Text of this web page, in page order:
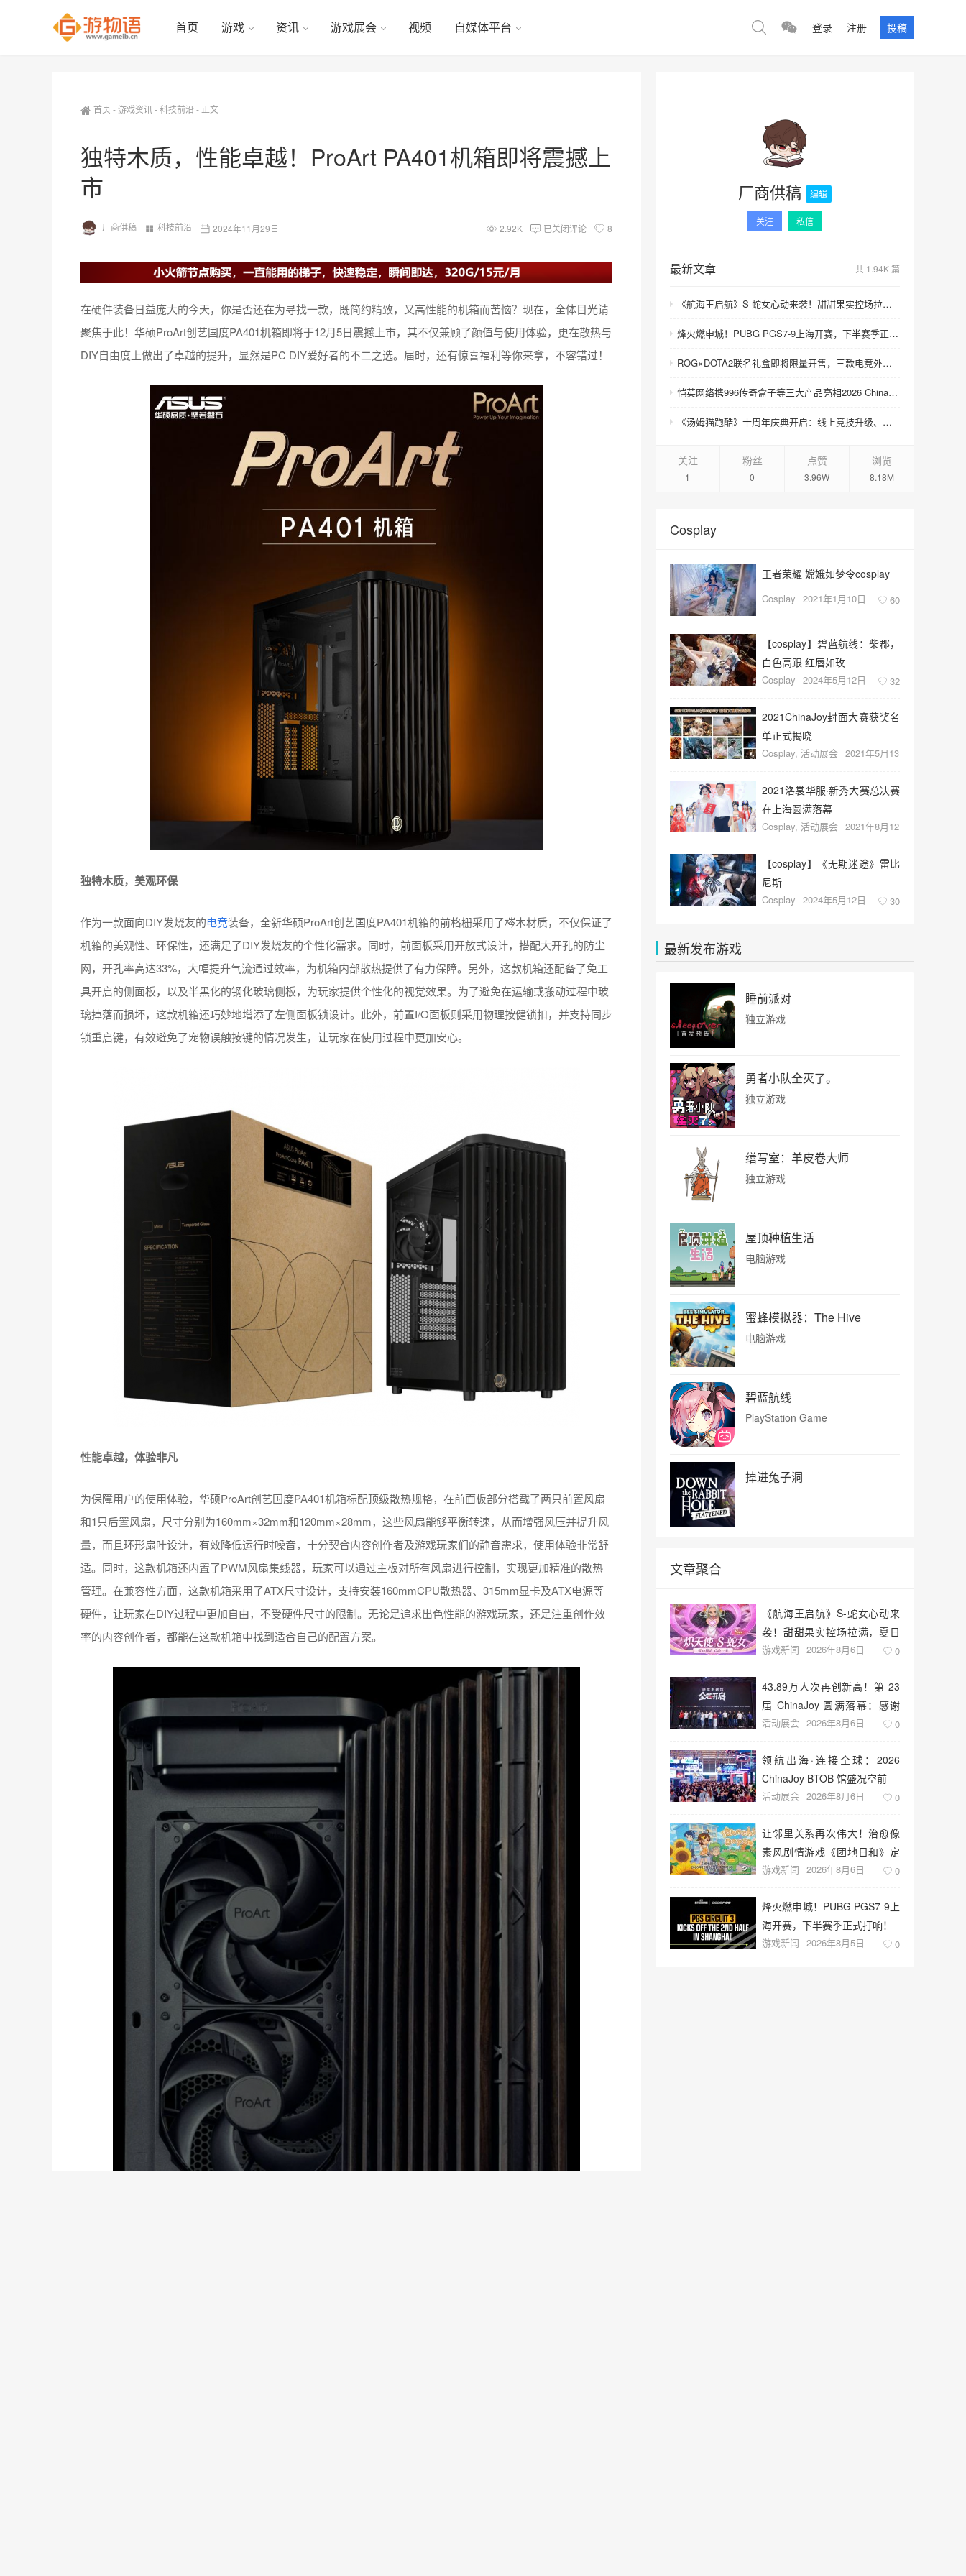
首页 游戏 资讯 游戏展会 视频 自媒体平台 登录 注册 投稿
首页 -游戏资讯-科技前沿- 正文
独特木质，性能卓越！ProArt PA401机箱即将震撼上
市
厂商供稿 科技前沿 2024年11月29日 2.92K 已关闭评论 8
在硬件装备日益庞大的今天，你是否还在为寻找一款，既简约精致，又高性能的机箱而苦恼？现在，全体目光请
聚焦于此！华硕ProArt创艺国度PA401机箱即将于12月5日震撼上市，其不仅兼顾了颜值与使用体验，更在散热与
DIY自由度上做出了卓越的提升，显然是PC DIY爱好者的不二之选。届时，还有惊喜福利等你来拿，不容错过！
独特木质，美观环保
作为一款面向DIY发烧友的电竞装备，全新华硕ProArt创艺国度PA401机箱的前格栅采用了梣木材质，不仅保证了
机箱的美观性、环保性，还满足了DIY发烧友的个性化需求。同时，前面板采用开放式设计，搭配大开孔的防尘
网，开孔率高达33%，大幅提升气流通过效率，为机箱内部散热提供了有力保障。另外，这款机箱还配备了免工
具开启的侧面板，以及半黑化的钢化玻璃侧板，为玩家提供个性化的视觉效果。为了避免在运输或搬动过程中玻
璃掉落而损坏，这款机箱还巧妙地增添了左侧面板锁设计。此外，前置I/O面板则采用物理按健锁扣，并支持同步
锁重启键，有效避免了宠物误触按键的情况发生，让玩家在使用过程中更加安心。
性能卓越，体验非凡
为保障用户的使用体验，华硕ProArt创艺国度PA401机箱标配顶级散热规格，在前面板部分搭载了两只前置风扇
和1只后置风扇，尺寸分别为160mm×32mm和120mm×28mm，这些风扇能够平衡转速，从而增强风压并提升风
量，而且环形扇叶设计，有效降低运行时噪音，十分契合内容创作者及游戏玩家们的静音需求，使用体验非常舒
适。同时，这款机箱还内置了PWM风扇集线器，玩家可以通过主板对所有风扇进行控制，实现更加精准的散热
管理。在兼容性方面，这款机箱采用了ATX尺寸设计，支持安装160mmCPU散热器、315mm显卡及ATX电源等
硬件，让玩家在DIY过程中更加自由，不受硬件尺寸的限制。无论是追求出色性能的游戏玩家，还是注重创作效
率的内容创作者，都能在这款机箱中找到适合自己的配置方案。
厂商供稿 编辑
关注 私信
最新文章 共 1.94K 篇
《航海王启航》S-蛇女心动来袭！甜甜果实控场拉满，夏日盛宴开启
烽火燃申城！PUBG PGS7-9上海开赛，下半赛季正式打响！
ROG×DOTA2联名礼盒即将限量开售，三款电竞外设致敬玩家青春记忆
恺英网络携996传奇盒子等三大产品亮相2026 ChinaJoy 沙巴克城、归心城池实景落地展馆
《汤姆猫跑酷》十周年庆典开启：线上竞技升级、上海主题快闪火热进行中
关注
1
粉丝
0
点赞
3.96W
浏览
8.18M
Cosplay
王者荣耀 嫦娥如梦令cosplay
Cosplay 2021年1月10日 60
【cosplay】碧蓝航线：柴郡，
白色高跟 红唇如玫
Cosplay 2024年5月12日 32
2021ChinaJoy封面大赛获奖名
单正式揭晓
Cosplay, 活动展会 2021年5月13
2021洛裳华服·新秀大赛总决赛
在上海圆满落幕
Cosplay, 活动展会 2021年8月12
【cosplay】《无期迷途》雷比
尼斯
Cosplay 2024年5月12日 30
最新发布游戏
睡前派对
独立游戏
勇者小队全灭了。
独立游戏
缮写室：羊皮卷大师
独立游戏
屋顶种植生活
电脑游戏
蜜蜂模拟器：The Hive
电脑游戏
碧蓝航线
PlayStation Game
掉进兔子洞
文章聚合
《航海王启航》S-蛇女心动来
袭！甜甜果实控场拉满，夏日
盛宴开启
游戏新闻 2026年8月6日 0
43.89万人次再创新高！第 23
届 ChinaJoy 圆满落幕：感谢
有你，共赴这场“与 AI 同游”的
活动展会 2026年8月6日 0
领航出海·连接全球：2026
ChinaJoy BTOB 馆盛况空前
活动展会 2026年8月6日 0
让邻里关系再次伟大！治愈像
素风剧情游戏《团地日和》定
档10月30日发售
游戏新闻 2026年8月6日 0
烽火燃申城！PUBG PGS7-9上
海开赛，下半赛季正式打响！
游戏新闻 2026年8月5日 0